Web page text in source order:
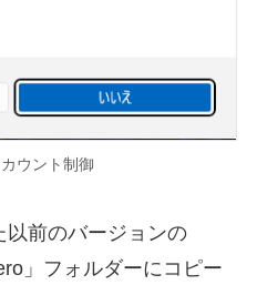
ウント制御
以前のバージョンの
」フォルダーにコピー